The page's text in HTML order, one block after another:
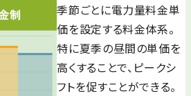
季節ごとに電力量料金単
価を設定する料金体系。
特に夏季の昼間の単価を
高くすることで、ピークシ
フトを促すことができる。